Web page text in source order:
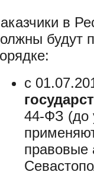
в
будут
с
44-ФЗ (до
правовые